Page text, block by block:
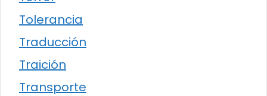
Tolerancia
Traducción
Traición
Transporte